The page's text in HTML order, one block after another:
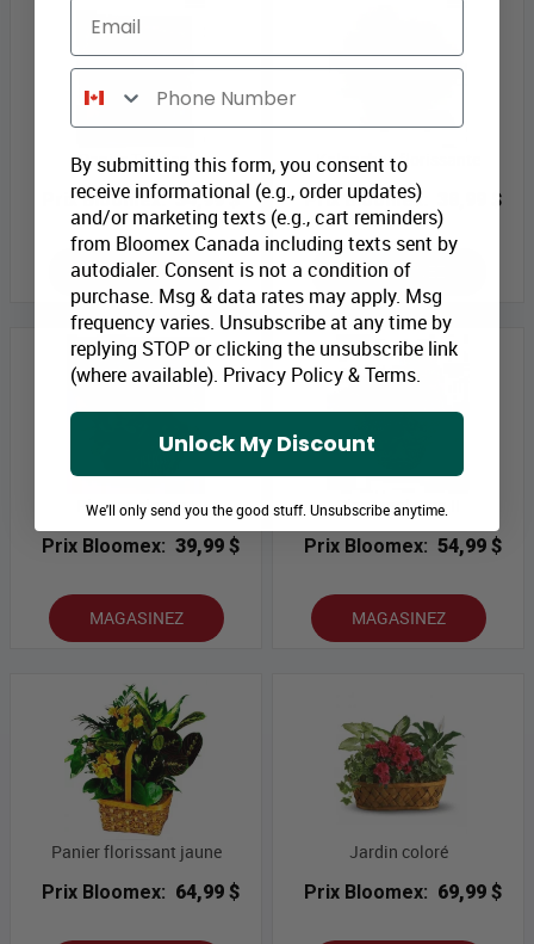
Panier Tropical
Prix Bloomex: 54,99 $
MAGASINEZ
Kalanchoe florissante
Prix Bloomex:
38,99 $
MAGASINEZ
Plantapalooza I
Prix Bloomex: 39,99 $
MAGASINEZ
Plantapalooza II
Prix Bloomex: 54,99 $
MAGASINEZ
Panier florissant jaune
Prix Bloomex: 64,99 $
Jardin coloré
Prix Bloomex: 69,99 $
Email
Phone Number
By submitting this form, you consent to
receive informational (e.g., order updates)
and/or marketing texts (e.g., cart reminders)
from Bloomex Canada including texts sent by
autodialer. Consent is not a condition of
purchase. Msg & data rates may apply. Msg
frequency varies. Unsubscribe at any time by
replying STOP or clicking the unsubscribe link
(where available). Privacy Policy&Terms.
Unlock My Discount
We'll only send you the good stuff. Unsubscribe anytime.